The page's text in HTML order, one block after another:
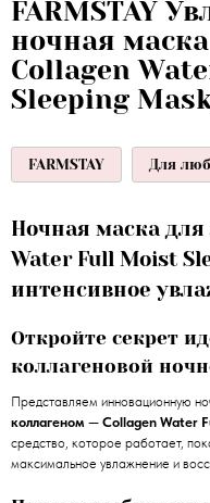
FARMSTAY
ночная
Collagen
Sleeping
FARMSTAY Для
Ночная маска для
Water Full Moist
интенсивное
Откройте секрет
коллагеновой
Представляем инновационную
коллагеном — Collagen Water
средство, которое работает,
максимальное увлажнение и